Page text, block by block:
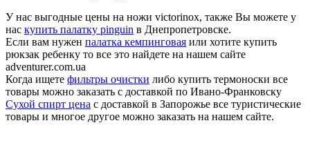
У нас выгодные цены на ножи victorinox, также Вы можете у
нас купить палатку pinguin в Днепропетровске.
Если вам нужен палатка кемпинговая или хотите купить
рюкзак ребенку то все это найдете на нашем сайте
adventurer.com.ua
Когда ищете фильтры очистки либо купить термоноски все
товары можно заказать с доставкой по Ивано-Франковску
Сухой спирт цена с доставкой в Запорожье все туристические
товары и многое другое можно заказать на нашем сайте.